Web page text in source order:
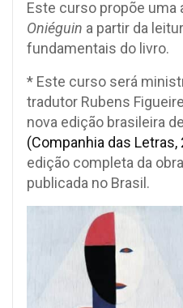
Este curso propõe uma
Oniéguin a partir da
fundamentais do livro.
* Este curso será
tradutor Rubens
nova edição brasileira de
(Companhia das Letras,
edição completa da
publicada no Brasil.